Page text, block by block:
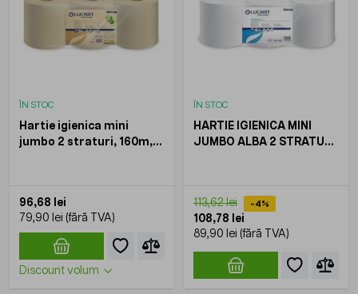
ÎN STOC
Hartie igienica mini
jumbo 2 straturi, 160m,
96,68 lei
79,90 lei
Discount volum
ÎN STOC
HARTIE IGIENICA MINI
JUMBO ALBA 2 STRATURI,
113,62 lei -4%
108,78 lei
89,90 lei